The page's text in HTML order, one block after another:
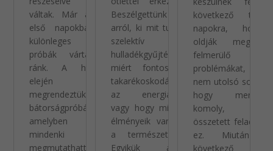
váltak. Már az
első napokban
különleges
próbák vártak
ránk. A hét
elején
megrendeztük a
bátorságpróbát,
amelyben
mindenki
megmutathatta,
Beszélgettünk
arról, ki mit tud a
szelektív
hulladékgyűjtésről,
miért fontos a
takarékoskodás
az energiával,
vagy hogy milyen
élményeik vannak
a természetben.
Egyikük arról
következő tábori
napokra, hogyan
oldják meg a
felmerülő
problémákat, és
nem utolsó sorban,
hogy mennyire
komoly, és
összetett feladat is
ez. Miután a
következő nap